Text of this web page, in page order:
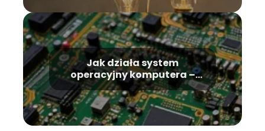
Jak działa system
operacyjny komputera –
podstawowe informacje